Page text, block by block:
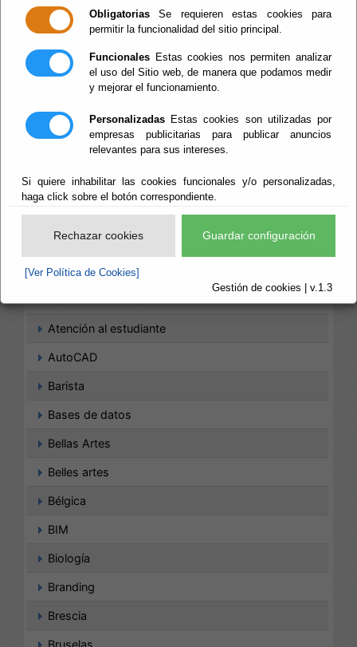
Obligatorias Se requieren estas cookies para
permitir la funcionalidad del sitio principal.
Funcionales Estas cookies nos permiten analizar
el uso del Sitio web, de manera que podamos medir
y mejorar el funcionamiento.
Personalizadas Estas cookies son utilizadas por
empresas publicitarias para publicar anuncios
relevantes para sus intereses.
Si quiere inhabilitar las cookies funcionales y/o personalizadas,
haga click sobre el botón correspondiente.
Rechazar cookies Guardar configuración
[Ver Política de Cookies]
Gestión de cookies | v.1.3
Administración
Agriturismo
Análisis de datos
ArchiCAD
Arquitectura
Artes culinarias
Artes Gráficas
Artesanía
Atención al estudiante
AutoCAD
Barista
Bases de datos
Bellas Artes
Belles artes
Bélgica
BIM
Biología
Branding
Brescia
Bruselas